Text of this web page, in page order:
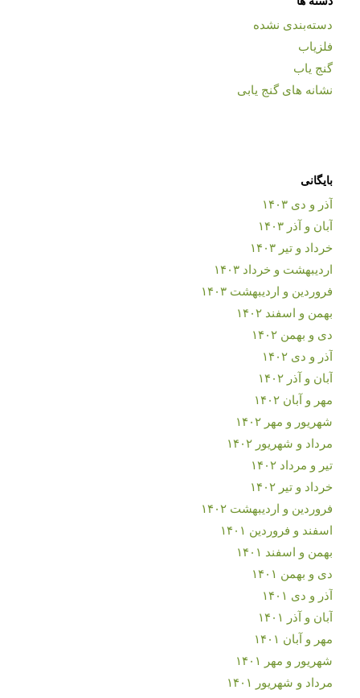
دسته‌بندی نشده
فلزیاب
گنج یاب
نشانه های گنج یابی
بایگانی
آذر و دی ۱۴۰۳
آبان و آذر ۱۴۰۳
خرداد و تیر ۱۴۰۳
اردیبهشت و خرداد ۱۴۰۳
فروردین و اردیبهشت ۱۴۰۳
بهمن و اسفند ۱۴۰۲
دی و بهمن ۱۴۰۲
آذر و دی ۱۴۰۲
آبان و آذر ۱۴۰۲
مهر و آبان ۱۴۰۲
شهریور و مهر ۱۴۰۲
مرداد و شهریور ۱۴۰۲
تیر و مرداد ۱۴۰۲
خرداد و تیر ۱۴۰۲
فروردین و اردیبهشت ۱۴۰۲
اسفند و فروردین ۱۴۰۱
بهمن و اسفند ۱۴۰۱
دی و بهمن ۱۴۰۱
آذر و دی ۱۴۰۱
آبان و آذر ۱۴۰۱
مهر و آبان ۱۴۰۱
شهریور و مهر ۱۴۰۱
مرداد و شهریور ۱۴۰۱